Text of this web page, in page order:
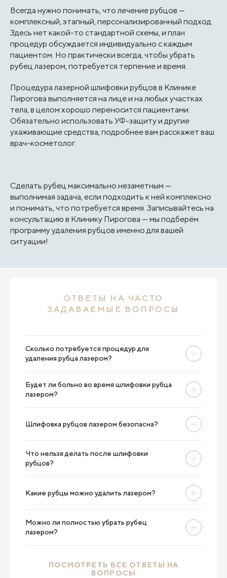
Всегда нужно понимать, что лечение рубцов —
комплексный, этапный, персонализированный подход.
Здесь нет какой-то стандартной схемы, и план
процедур обсуждается индивидуально с каждым
пациентом. Но практически всегда, чтобы убрать
рубец лазером, потребуется терпение и время.
Процедура лазерной шлифовки рубцов в Клинике
Пирогова выполняется на лице и на любых участках
тела, в целом хорошо переносится пациентами.
Обязательно использовать УФ-защиту и другие
ухаживающие средства, подробнее вам расскажет ваш
врач-косметолог.
Сделать рубец максимально незаметным —
выполнимая задача, если подходить к ней комплексно
и понимать, что потребуется время. Записывайтесь на
консультацию в Клинику Пирогова — мы подберём
программу удаления рубцов именно для вашей
ситуации!
ОТВЕТЫ НА ЧАСТО
ЗАДАВАЕМЫЕ ВОПРОСЫ
Сколько потребуется процедур для
удаления рубца лазером?
Будет ли больно во время шлифовки рубца
лазером?
Шлифовка рубцов лазером безопасна?
Что нельзя делать после шлифовки
рубцов?
Какие рубцы можно удалить лазером?
Можно ли полностью убрать рубец
лазером?
ПОСМОТРЕТЬ ВСЕ ОТВЕТЫ НА
ВОПРОСЫ